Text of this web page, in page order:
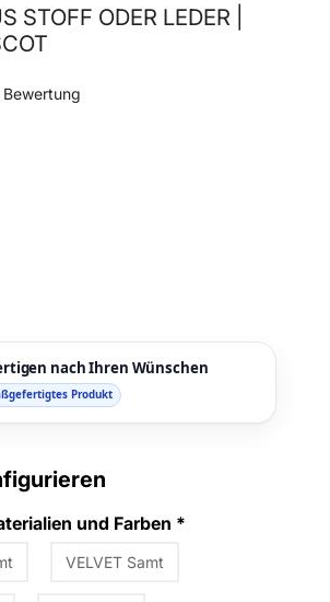
STOFF ODER LEDER |
Bewertung
nach Ihren Wünschen
Produkt
und Farben *
VELVET Samt